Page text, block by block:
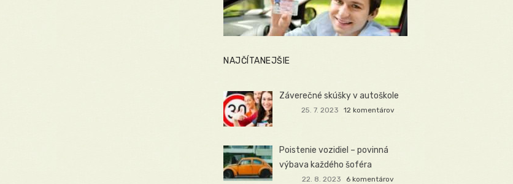
NAJČÍTANEJŠIE
Záverečné skúšky v autoškole
25. 7. 2023 12 komentárov
Poistenie vozidiel – povinná
výbava každého šoféra
22. 8. 2023 6 komentárov